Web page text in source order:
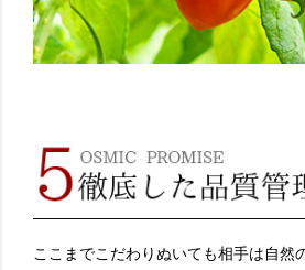
ここまでこだわりぬいても相手は自然